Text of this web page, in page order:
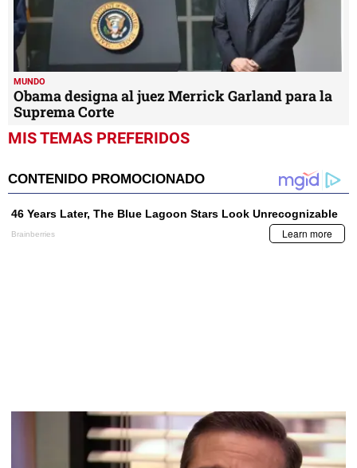
MUNDO
Obama designa al juez Merrick Garland para la
Suprema Corte
MIS TEMAS PREFERIDOS